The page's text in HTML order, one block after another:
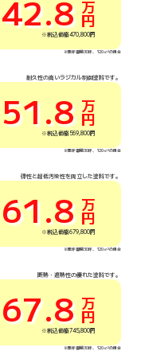
42.8 万円
※税込価格470,800円
※建坪面積30坪、120㎡²の場合
耐久性の高いラジカル制御塗料です。
51.8 万円
※税込価格569,800円
※建坪面積30坪、120㎡²の場合
弾性と超低汚染性を両立した塗料です。
61.8 万円
※税込価格679,800円
※建坪面積30坪、120㎡²の場合
断熱・遮熱性の優れた塗料です。
67.8 万円
※税込価格745,800円
※建坪面積30坪、120㎡²の場合